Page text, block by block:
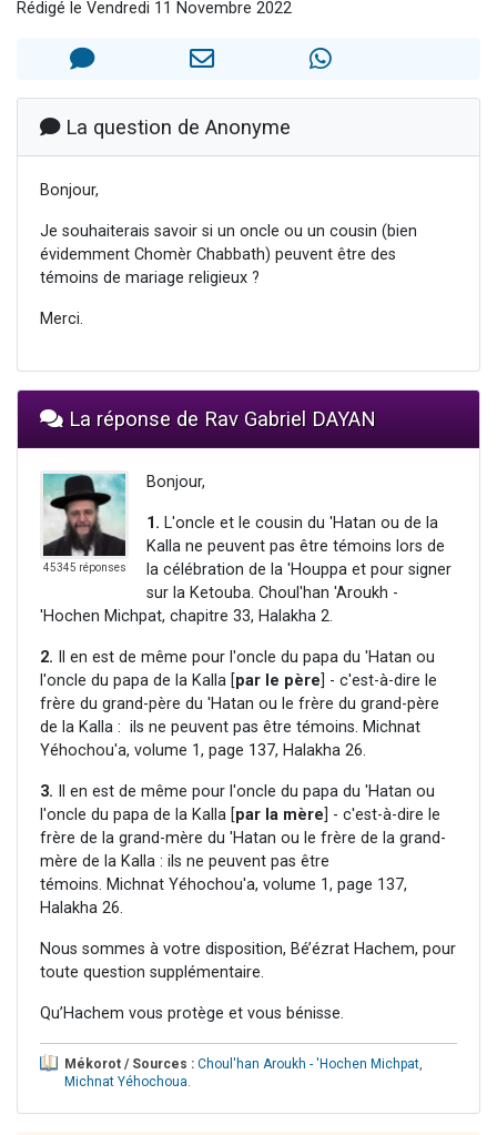
Il reste 49 places pour étudier en groupe sur Zoom
12 nouvelles musiques dans Torah-Box Music
2 personnes viennent de nous rejoindre sur WhatsApp
Rédigé le Vendredi 11 Novembre 2022
La question de Anonyme
Bonjour,
Je souhaiterais savoir si un oncle ou un cousin (bien
évidemment Chomèr Chabbath) peuvent être des
témoins de mariage religieux ?
Merci.
La réponse de Rav Gabriel DAYAN
45345 réponses
Bonjour,
1. L'oncle et le cousin du 'Hatan ou de la
Kalla ne peuvent pas être témoins lors de
la célébration de la 'Houppa et pour signer
sur la Ketouba. Choul'han 'Aroukh -
'Hochen Michpat, chapitre 33, Halakha 2.
2. Il en est de même pour l'oncle du papa du 'Hatan ou
l'oncle du papa de la Kalla [ par le père ] - c'est-à-dire le
frère du grand-père du 'Hatan ou le frère du grand-père
de la Kalla : ils ne peuvent pas être témoins. Michnat
Yéhochou'a, volume 1, page 137, Halakha 26.
3. Il en est de même pour l'oncle du papa du 'Hatan ou
l'oncle du papa de la Kalla [ par la mère ] - c'est-à-dire le
frère de la grand-mère du 'Hatan ou le frère de la grand-
mère de la Kalla : ils ne peuvent pas être
témoins. Michnat Yéhochou'a, volume 1, page 137,
Halakha 26.
Nous sommes à votre disposition, Bé’ézrat Hachem, pour
toute question supplémentaire.
Qu’Hachem vous protège et vous bénisse.
Mékorot / Sources : Choul'han Aroukh - 'Hochen Michpat,
Michnat Yéhochoua.